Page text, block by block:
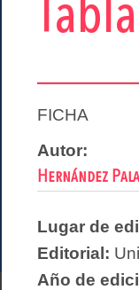
FICHA
Autor:
Hernández
Lugar de
Editorial:
Año de